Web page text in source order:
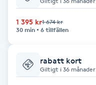
Babylights
Balayage
Bambumassage
1 395 kr1 674 kr
30 min
6 tillfällen
rabatt kort
Giltigt i 36 månader